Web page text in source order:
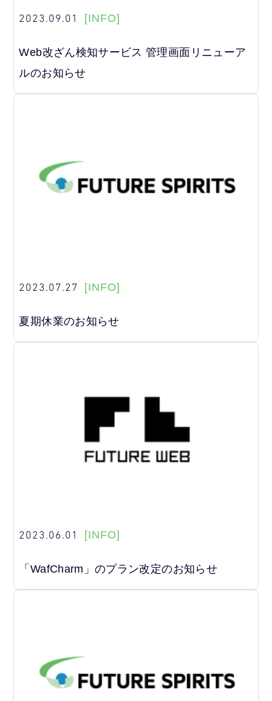
2023.09.01 [INFO]
Web改ざん検知サービス 管理画面リニューア
ルのお知らせ
2023.07.27 [INFO]
夏期休業のお知らせ
2023.06.01 [INFO]
「WafCharm」のプラン改定のお知らせ